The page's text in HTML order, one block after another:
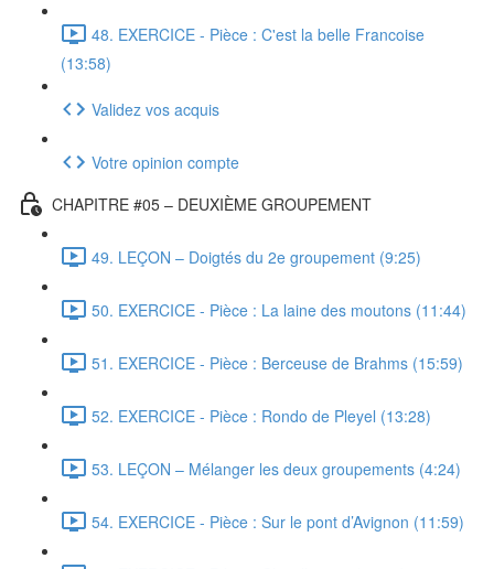
48. EXERCICE - Pièce : C'est la belle Francoise
(13:58)
Validez vos acquis
Votre opinion compte
CHAPITRE #05 – DEUXIÈME GROUPEMENT
49. LEÇON – Doigtés du 2e groupement (9:25)
50. EXERCICE - Pièce : La laine des moutons (11:44)
51. EXERCICE - Pièce : Berceuse de Brahms (15:59)
52. EXERCICE - Pièce : Rondo de Pleyel (13:28)
53. LEÇON – Mélanger les deux groupements (4:24)
54. EXERCICE - Pièce : Sur le pont d’Avignon (11:59)